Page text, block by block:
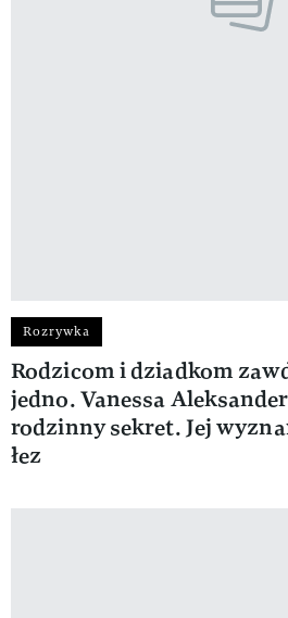
Rozrywka
Rodzicom i dziadkom
jedno. Vanessa
rodzinny sekret. Jej
łez